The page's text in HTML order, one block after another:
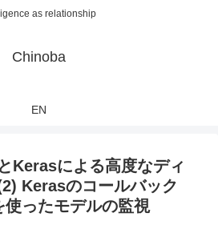
as relationship
Chinoba
EN
Kerasによる高度なディ
Kerasのコールバック
ったモデルの監視